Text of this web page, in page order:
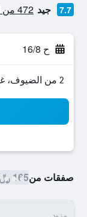
7.7 جيد 472 من التقييمات تم التحقق منها
ح 16/8
2 من الضيوف، غرفة واحدة
صفقات من165 ﷼